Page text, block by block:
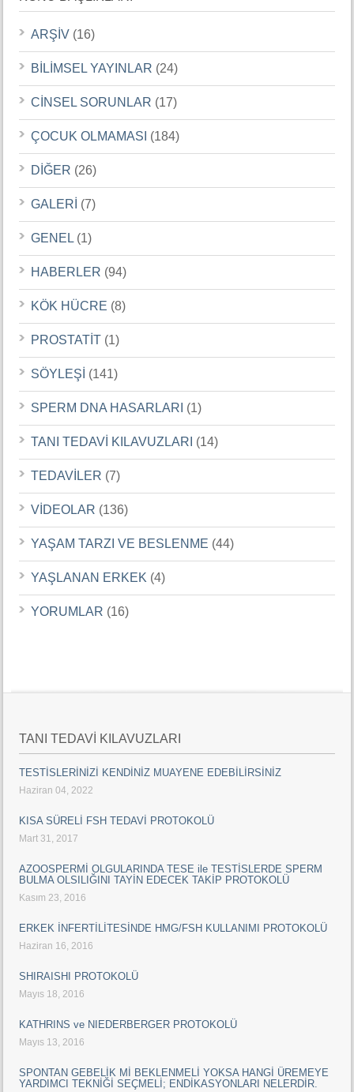
ARŞİV (16)
BİLİMSEL YAYINLAR (24)
CİNSEL SORUNLAR (17)
ÇOCUK OLMAMASI (184)
DİĞER (26)
GALERİ (7)
GENEL (1)
HABERLER (94)
KÖK HÜCRE (8)
PROSTATİT (1)
SÖYLEŞİ (141)
SPERM DNA HASARLARI (1)
TANI TEDAVİ KILAVUZLARI (14)
TEDAVİLER (7)
VİDEOLAR (136)
YAŞAM TARZI VE BESLENME (44)
YAŞLANAN ERKEK (4)
YORUMLAR (16)
TANI TEDAVİ KILAVUZLARI
TESTİSLERİNİZİ KENDİNİZ MUAYENE EDEBİLİRSİNİZ
Haziran 04, 2022
KISA SÜRELİ FSH TEDAVİ PROTOKOLÜ
Mart 31, 2017
AZOOSPERMİ OLGULARINDA TESE ile TESTİSLERDE SPERM
BULMA OLSILIĞINI TAYİN EDECEK TAKİP PROTOKOLÜ
Kasım 23, 2016
ERKEK İNFERTİLİTESİNDE HMG/FSH KULLANIMI PROTOKOLÜ
Haziran 16, 2016
SHIRAISHI PROTOKOLÜ
Mayıs 18, 2016
KATHRINS ve NIEDERBERGER PROTOKOLÜ
Mayıs 13, 2016
SPONTAN GEBELİK Mİ BEKLENMELİ YOKSA HANGİ ÜREMEYE
YARDIMCI TEKNİĞİ SEÇMELİ; ENDİKASYONLARI NELERDİR.